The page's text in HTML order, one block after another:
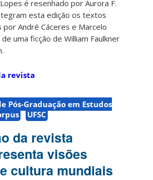
é resenhado por Aurora F.
esta edição os textos
por André Cáceres e Marcelo
uma ficção de William Faulkner
revista
Pós-Graduação em Estudos
UFSC
da revista
visões
cultura mundiais